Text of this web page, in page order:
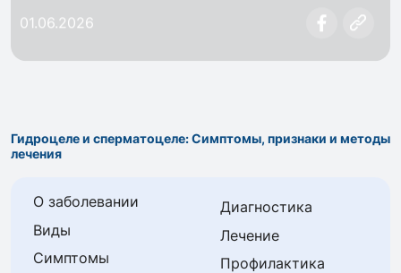
01.06.2026
Гидроцеле и сперматоцеле: Симптомы, признаки и методы
лечения
О заболевании
Виды
Симптомы
Диагностика
Лечение
Профилактика